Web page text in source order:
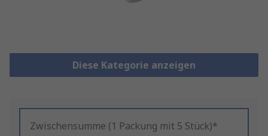
Diese Kategorie anzeigen
Zwischensumme (1 Packung mit 5 Stück)*